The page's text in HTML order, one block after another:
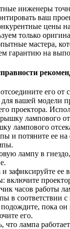
инженеры
ваш
цены
только
мастера,
гарантию на
его от
вашей модели
проектора.
лампового
лампового
и потяните ее на
лампу в
зафиксируйте ее
включите
часов работы
в соответствии
пока он
его.
что лампа